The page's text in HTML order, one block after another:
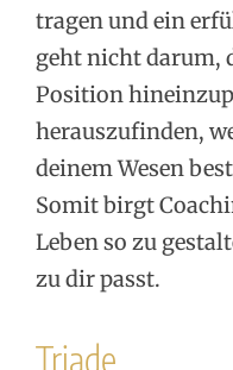
tragen und ein
geht nicht darum,
Position
herauszufinden,
deinem Wesen
Somit birgt
Leben so zu
zu dir passt.
Triade